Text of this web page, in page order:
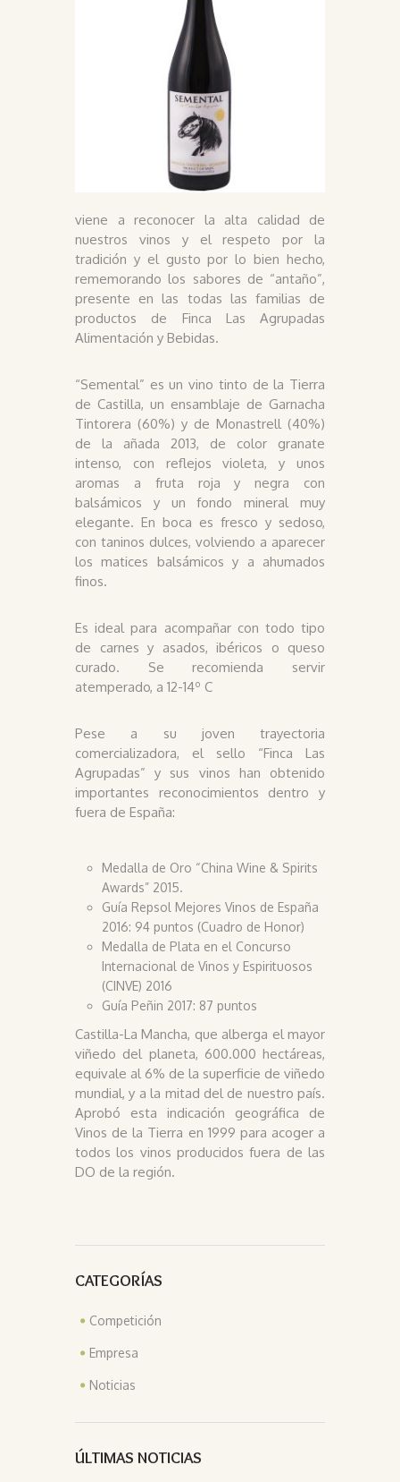
viene a reconocer la alta calidad de
nuestros vinos y el respeto por la
tradición y el gusto por lo bien hecho,
rememorando los sabores de “antaño”,
presente en las todas las familias de
productos de Finca Las Agrupadas
Alimentación y Bebidas.
“Semental” es un vino tinto de la Tierra
de Castilla, un ensamblaje de Garnacha
Tintorera (60%) y de Monastrell (40%)
de la añada 2013, de color granate
intenso, con reflejos violeta, y unos
aromas a fruta roja y negra con
balsámicos y un fondo mineral muy
elegante. En boca es fresco y sedoso,
con taninos dulces, volviendo a aparecer
los matices balsámicos y a ahumados
finos.
Es ideal para acompañar con todo tipo
de carnes y asados, ibéricos o queso
curado. Se recomienda servir
atemperado, a 12-14º C
Pese a su joven trayectoria
comercializadora, el sello “Finca Las
Agrupadas” y sus vinos han obtenido
importantes reconocimientos dentro y
fuera de España:
Medalla de Oro “China Wine & Spirits
Awards” 2015.
Guía Repsol Mejores Vinos de España
2016: 94 puntos (Cuadro de Honor)
Medalla de Plata en el Concurso
Internacional de Vinos y Espirituosos
(CINVE) 2016
Guía Peñin 2017: 87 puntos
Castilla-La Mancha, que alberga el mayor
viñedo del planeta, 600.000 hectáreas,
equivale al 6% de la superficie de viñedo
mundial, y a la mitad del de nuestro país.
Aprobó esta indicación geográfica de
Vinos de la Tierra en 1999 para acoger a
todos los vinos producidos fuera de las
DO de la región.
CATEGORÍAS
Competición
Empresa
Noticias
ÚLTIMAS NOTICIAS